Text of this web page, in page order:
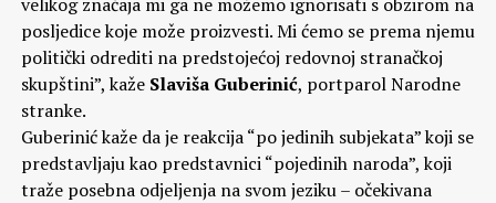
posljedice koje može proizvesti. Mi ćemo se prema njemu
politički odrediti na predstojećoj redovnoj stranačkoj
skupštini”, kaže Slaviša Guberinić, portparol Narodne
stranke.
Guberinić kaže da je reakcija “po jedinih subjekata” koji se
predstavljaju kao predstavnici “pojedinih naroda”, koji
traže posebna odjeljenja na svom jeziku – očekivana